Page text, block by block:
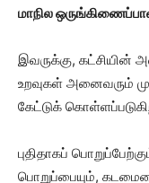
மாநில
இவருக்கு, கட்சியின்
உறவுகள் அனைவரும்
கேட்டுக்
புதிதாகப்
பொறுப்பையும்,